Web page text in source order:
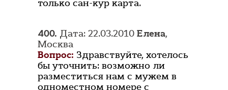
только сан-кур карта.
400. Дата: 22.03.2010 Елена,
Москва
Вопрос: Здравствуйте, хотелось
бы уточнить: возможно ли
разместиться нам с мужем в
одноместном номере с